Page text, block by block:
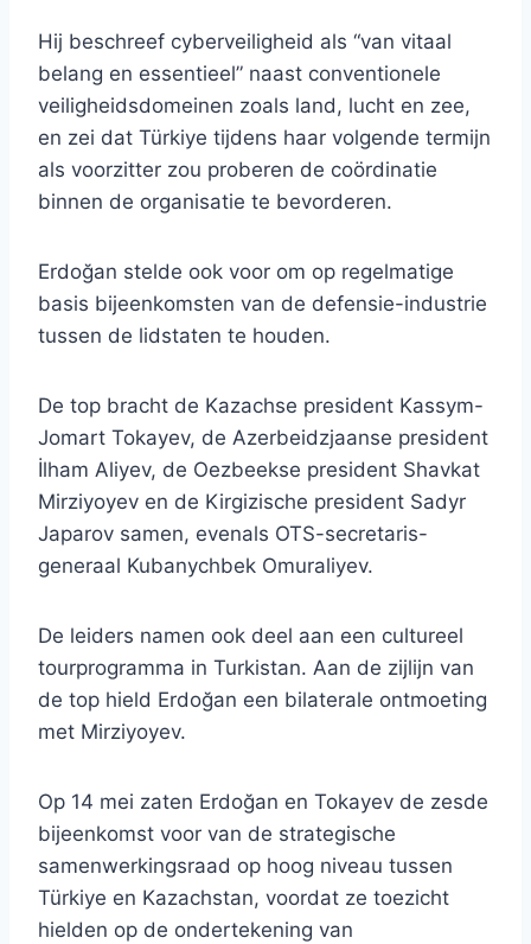
Hij beschreef cyberveiligheid als “van vitaal
belang en essentieel” naast conventionele
veiligheidsdomeinen zoals land, lucht en zee,
en zei dat Türkiye tijdens haar volgende termijn
als voorzitter zou proberen de coördinatie
binnen de organisatie te bevorderen.
Erdoğan stelde ook voor om op regelmatige
basis bijeenkomsten van de defensie-industrie
tussen de lidstaten te houden.
De top bracht de Kazachse president Kassym-
Jomart Tokayev, de Azerbeidzjaanse president
İlham Aliyev, de Oezbeekse president Shavkat
Mirziyoyev en de Kirgizische president Sadyr
Japarov samen, evenals OTS-secretaris-
generaal Kubanychbek Omuraliyev.
De leiders namen ook deel aan een cultureel
tourprogramma in Turkistan. Aan de zijlijn van
de top hield Erdoğan een bilaterale ontmoeting
met Mirziyoyev.
Op 14 mei zaten Erdoğan en Tokayev de zesde
bijeenkomst voor van de strategische
samenwerkingsraad op hoog niveau tussen
Türkiye en Kazachstan, voordat ze toezicht
hielden op de ondertekening van